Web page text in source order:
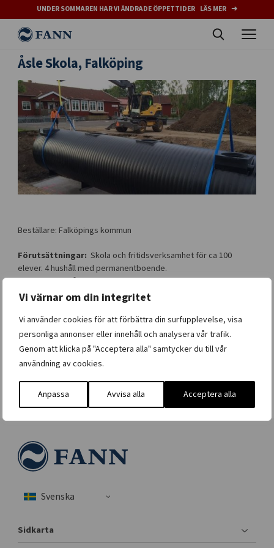
Vi värnar om din integritet
Vi använder cookies för att förbättra din surfupplevelse, visa
personliga annonser eller innehåll och analysera vår trafik.
Genom att klicka på "Acceptera alla" samtycker du till vår
användning av cookies.
Anpassa Avvisa alla Acceptera alla
UNDER SOMMAREN HAR VI ÄNDRADE ÖPPETTIDER LÄS MER ➜
Åsle Skola, Falköping
Beställare: Falköpings kommun
Förutsättningar: Skola och fritidsverksamhet för ca 100
elever. 4 hushåll med permanentboende.
Hög skyddsnivå.
Lösningen: Gemensam slamavskiljare 44 kbm följt av markbädd
med 120 st INDRÄN moduler. Pumpning till markbädden. EkoTreat
fosforfällningsenhet för fosforreningen (hög skyddsnivå).
ALLA REFERENSER
Sidkarta